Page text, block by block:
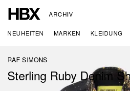
ARCHIV
NEUHEITEN MARKEN KLEIDUNG
RAF SIMONS
Sterling Ruby Denim